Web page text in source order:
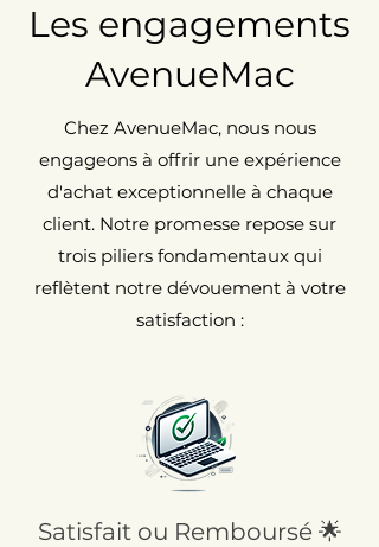
Les engagements
AvenueMac
Chez AvenueMac, nous nous
engageons à offrir une expérience
d'achat exceptionnelle à chaque
client. Notre promesse repose sur
trois piliers fondamentaux qui
reflètent notre dévouement à votre
satisfaction :
Satisfait ou Remboursé 🌟